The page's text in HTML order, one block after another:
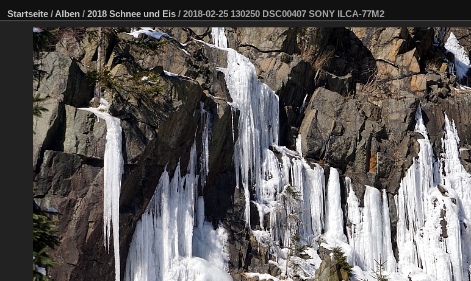
Startseite / Alben / 2018 Schnee und Eis / 2018-02-25 130250 DSC00407 SONY ILCA-77M2